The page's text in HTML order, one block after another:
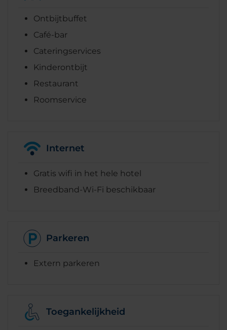
Ontbijtbuffet
Café-bar
Cateringservices
Kinderontbijt
Restaurant
Roomservice
Internet
Gratis wifi in het hele hotel
Breedband-Wi-Fi beschikbaar
Parkeren
Extern parkeren
Toegankelijkheid